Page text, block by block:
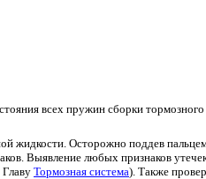
всех пружин сборки
жидкости. Осторожно поддев
Выявление любых признаков
Тормозная система). Также